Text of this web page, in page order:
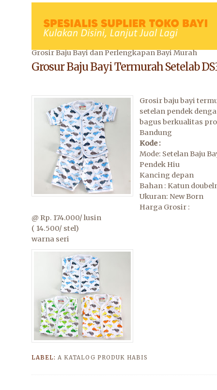
Grosir Baju Bayi dan Perlengkapan Bayi Murah
Grosur Baju Bayi Termurah Setelab
Grosir baju bayi
setelan pendek
bagus berkualitas
Bandung
Kode :
Mode: Setelan Baju
Pendek Hiu
Kancing depan
Bahan : Katun
Ukuran: New Born
Harga Grosir :
@ Rp. 174.000/ lusin
( 14.500/ stel)
warna seri
LABEL:A KATALOG PRODUK HABIS